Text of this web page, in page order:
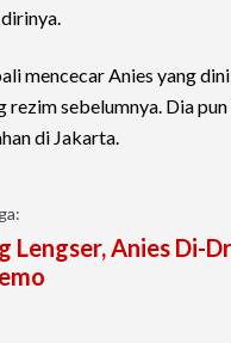
mencecar Anies yang
rezim sebelumnya. Dia
di Jakarta.
Lengser, Anies Di-